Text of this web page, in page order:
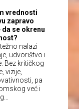
vrednosti
zapravo
se okrenu
nalazi
udvorištvo i
Bez kritičkog
vizije,
pa
već i